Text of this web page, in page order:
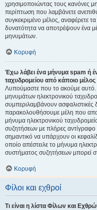
χρησιμοποιώντας τους κανόνες
περίπτωση που λαμβάνετε
συγκεκριμένο μέλος, αναφέρετε
δυνατότητα να αποτρέψουν ένα
μηνυμάτων.
Κορυφή
Έχω λάβει ένα μήνυμα spam ή
ταχυδρομείου από κάποιο
Λυπούμαστε που το ακούμε αυτό.
μηνυμάτων ηλεκτρονικού
συμπεριλαμβάνουν ασφαλιστικές
παρακολουθήσουμε μέλη που
μήνυμα ηλεκτρονικού
συζητήσεων με πλήρες
σημαντικό να υπάρχουν οι
οποίο απέστειλε το μήνυμα
συστήματος συζητήσεων μπορεί
Κορυφή
Φίλοι και εχθροί
Τι είναι η λίστα Φίλων και